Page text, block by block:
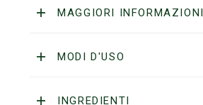
SHAVE
quantità
MAGGIORI INFORMAZIONI
MODI D'USO
INGREDIENTI